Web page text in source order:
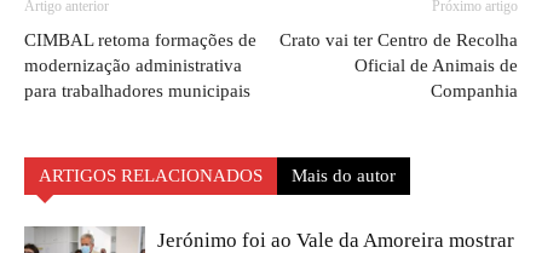
Artigo anterior
CIMBAL retoma formações de
modernização administrativa
para trabalhadores municipais
Próximo artigo
Crato vai ter Centro de Recolha
Oficial de Animais de
Companhia
ARTIGOS RELACIONADOS Mais do autor
Jerónimo foi ao Vale da Amoreira mostrar